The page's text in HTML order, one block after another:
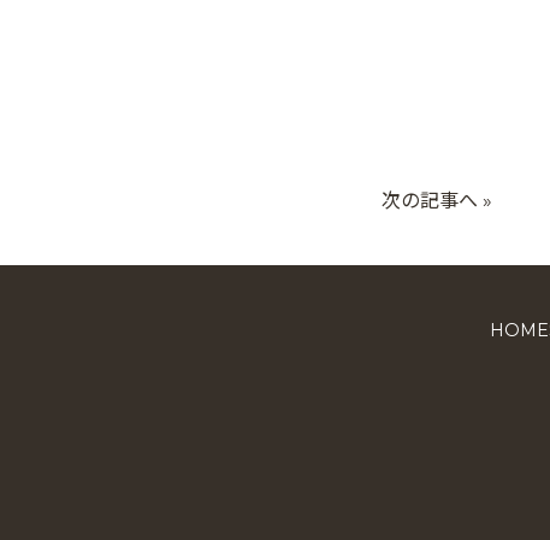
次の記事へ »
HOME